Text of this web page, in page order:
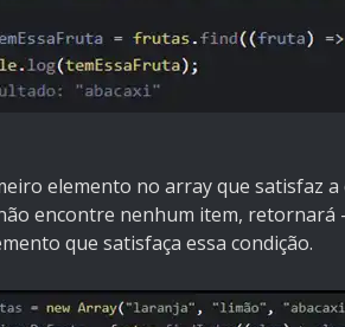
elemento no array que satisfaz
encontre nenhum item, retornará
que satisfaça essa condição.